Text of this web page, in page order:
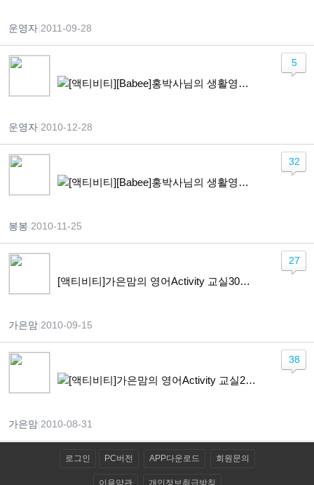
운영자 2011-09-28
[액티비티][Babee]홍박사님의 생활영어 + 쑥쑥이 가발 붙이기
운영자 2010-12-28
5
[액티비티][Babee]홍박사님의 생활영어 + 옷 갈아입히기 워크시트
봉봉 2010-11-25
32
[액티비티]가은맘의 영어Activity 교실30회 ‘밀가루와 국수
가은맘 2010-09-15
27
[액티비티]가은맘의 영어Activity 교실29회 ‘신호등 그리고 모양
가은맘 2010-08-31
38
로그인 PC버전 APP다운로드 회원문의
이용약관 개인정보취급방침